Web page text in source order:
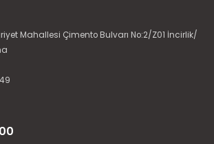
Mahallesi Çimento Bulvarı No:2/Z01 İncirlik/